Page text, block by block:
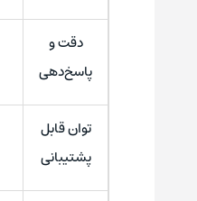
دقت و
پاسخ‌دهی
توان قابل
پشتیبانی